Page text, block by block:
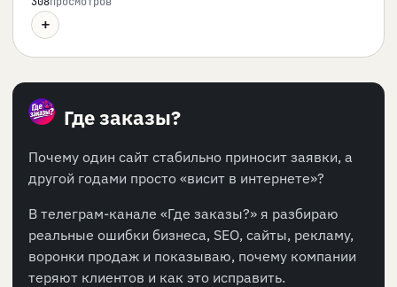
+
Где заказы?
Почему один сайт стабильно приносит заявки, а
другой годами просто «висит в интернете»?
В телеграм-канале «Где заказы?» я разбираю
реальные ошибки бизнеса, SEO, сайты, рекламу,
воронки продаж и показываю, почему компании
теряют клиентов и как это исправить.